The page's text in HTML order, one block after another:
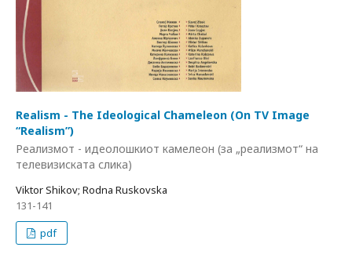
Realism - The Ideological Chameleon (On TV Image
“Realism”)
Реализмот - идеолошкиот камелеон (за „реализмот“ на
телевизиската слика)
Viktor Shikov; Rodna Ruskovska
131-141
pdf